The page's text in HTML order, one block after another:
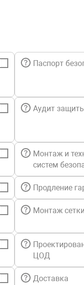
Паспорт
Аудит
Монтаж и
систем
Продление
Монтаж
ЦОД
Доставка